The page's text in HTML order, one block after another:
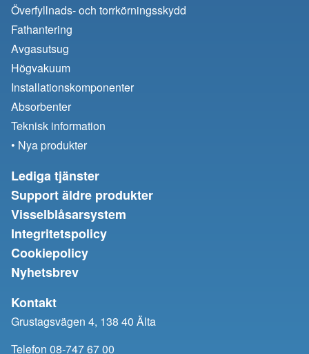
Överfyllnads- och torrkörningsskydd
Fathantering
Avgasutsug
Högvakuum
Installationskomponenter
Absorbenter
Teknisk information
• Nya produkter
Lediga tjänster
Support äldre produkter
Visselblåsarsystem
Integritetspolicy
Cookiepolicy
Nyhetsbrev
Kontakt
Grustagsvägen 4, 138 40 Älta
Telefon 08-747 67 00